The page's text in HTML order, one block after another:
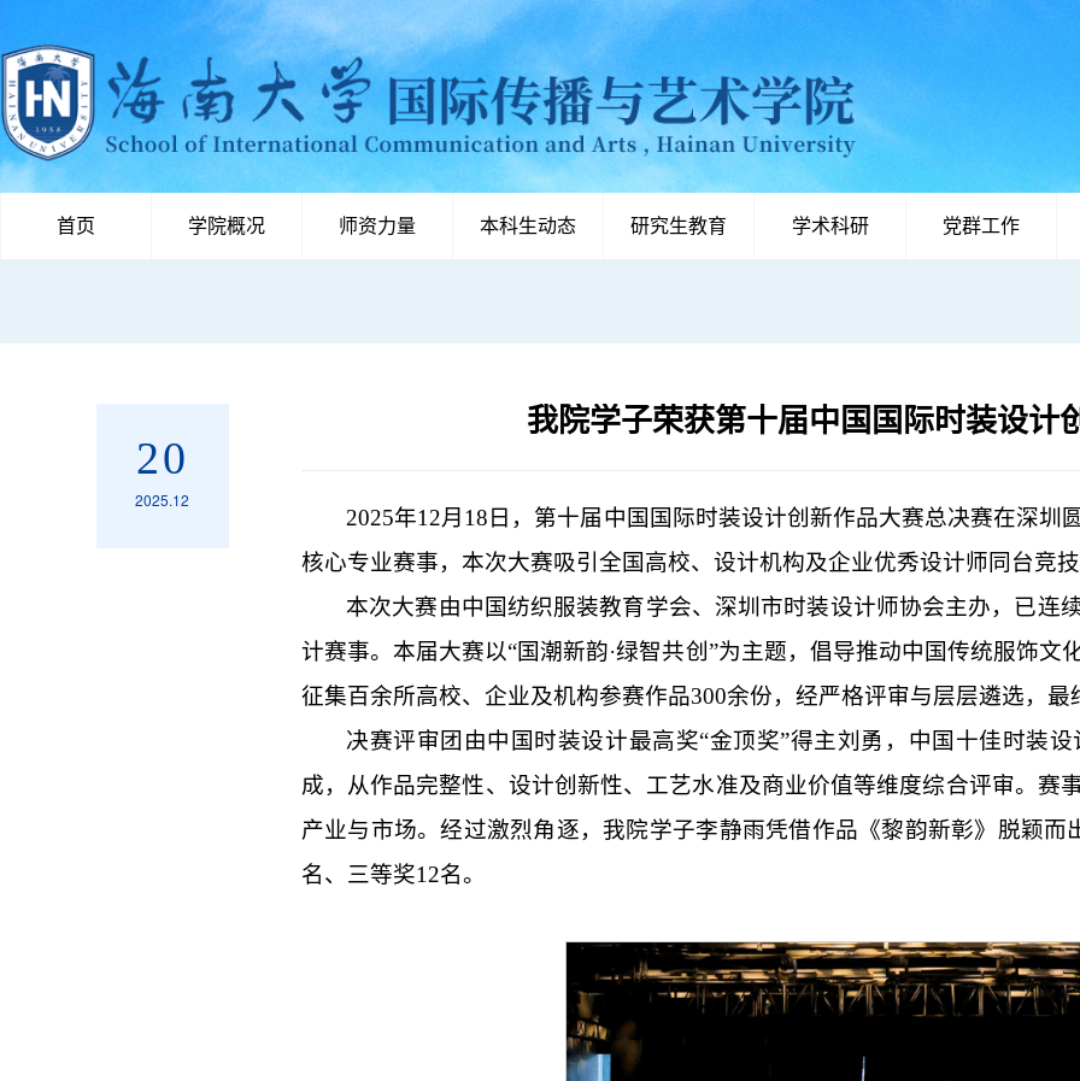
首页 学院概况 师资力量 本科生动态 研究生教育 学术科研 党群工作
20
2025.12
我院学子荣获第十届中国国际时装设计
2025年12月18日，第十届中国国际时装设计创新作品大赛总决赛在深
核心专业赛事，本次大赛吸引全国高校、设计机构及企业优秀设计师同台竞
本次大赛由中国纺织服装教育学会、深圳市时装设计师协会主办，已连
计赛事。本届大赛以“国潮新韵·绿智共创”为主题，倡导推动中国传统服饰
征集百余所高校、企业及机构参赛作品300余份，经严格评审与层层遴选，
决赛评审团由中国时装设计最高奖“金顶奖”得主刘勇，中国十佳时装
成，从作品完整性、设计创新性、工艺水准及商业价值等维度综合评审。赛
产业与市场。经过激烈角逐，我院学子李静雨凭借作品《黎韵新彰》脱颖
名、三等奖12名。